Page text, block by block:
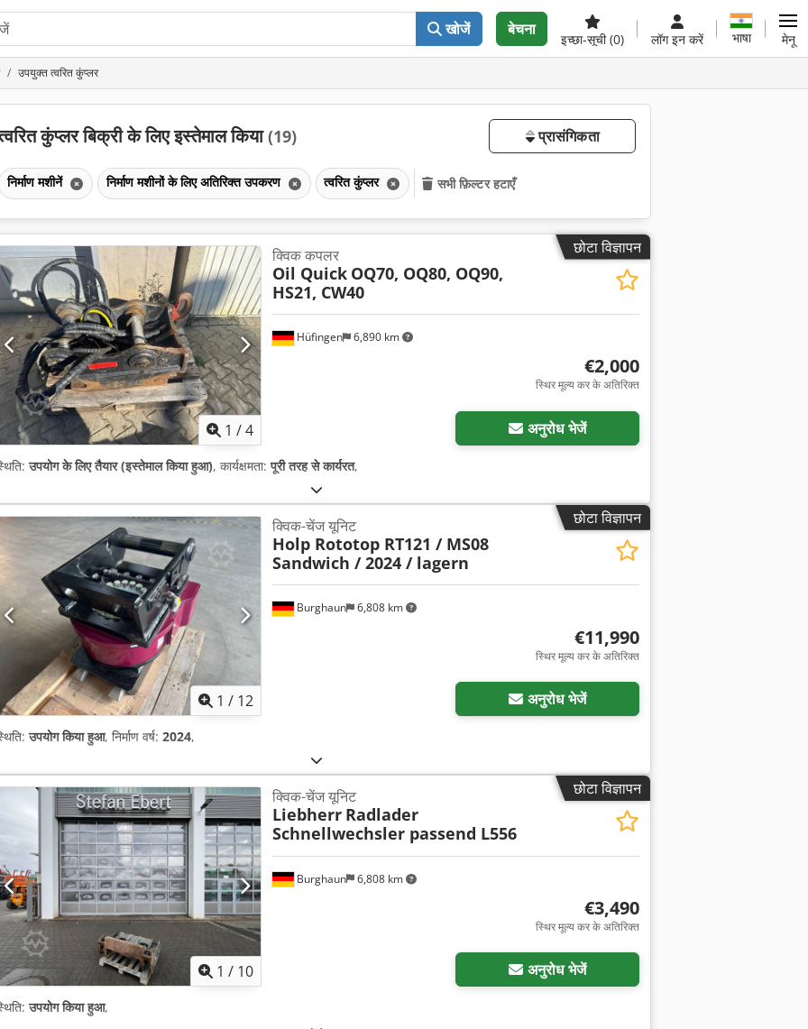
खोजें बेचना
इच्छा-सूची(0) लॉग इन करें भाषा मेनू
उपयुक्त त्वरित कुंप्लर
कुंप्लर बिक्री के लिए इस्तेमाल किया(19) प्रासंगिकता
निर्माण मशीनें निर्माण मशीनों के लिए अतिरिक्त उपकरण त्वरित कुंप्लर सभी फ़िल्टर हटाएँ
छोटा विज्ञापन
1 /4
Hüfingen 6,890 km
क्विक कपलर
Oil Quick OQ70, OQ80, OQ90,
HS21, CW40
€2,000
स्थिर मूल्य कर के अतिरिक्त
अनुरोध भेजें
उपयोग के लिए तैयार (इस्तेमाल किया हुआ), कार्यक्षमता:पूरी तरह से कार्यरत,
छोटा विज्ञापन
1 / 12
Burghaun 6,808 km
क्विक-चेंज यूनिट
Holp Rototop RT121 / MS08
Sandwich / 2024 / lagern
€11,990
स्थिर मूल्य कर के अतिरिक्त
अनुरोध भेजें
उपयोग किया हुआ, निर्माण वर्ष: 2024,
छोटा विज्ञापन
1 / 10
Burghaun 6,808 km
क्विक-चेंज यूनिट
Liebherr Radlader
Schnellwechsler passend L556
€3,490
स्थिर मूल्य कर के अतिरिक्त
अनुरोध भेजें
उपयोग किया हुआ,